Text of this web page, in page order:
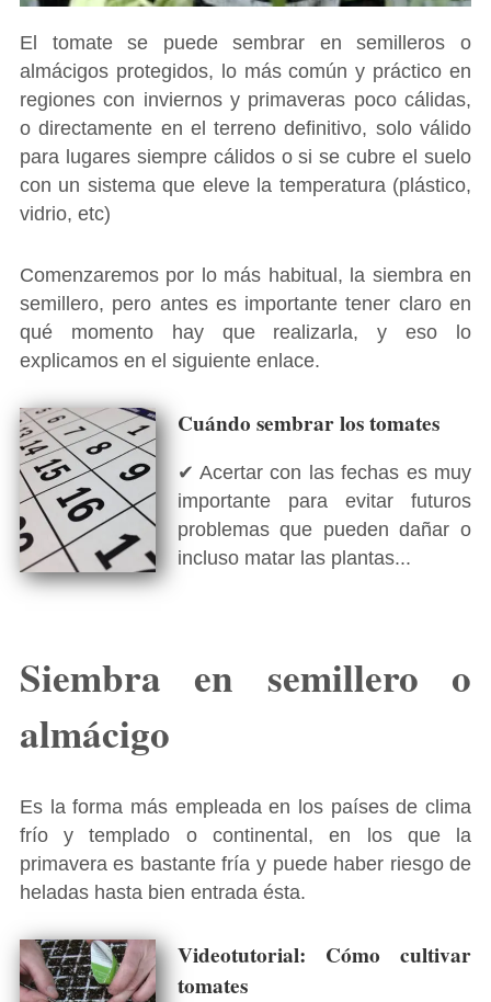
El tomate se puede sembrar en semilleros o
almácigos protegidos, lo más común y práctico en
regiones con inviernos y primaveras poco cálidas,
o directamente en el terreno definitivo, solo válido
para lugares siempre cálidos o si se cubre el suelo
con un sistema que eleve la temperatura (plástico,
vidrio, etc)
Comenzaremos por lo más habitual, la siembra en
semillero, pero antes es importante tener claro en
qué momento hay que realizarla, y eso lo
explicamos en el siguiente enlace.
Cuándo sembrar los tomates
✔ Acertar con las fechas es muy
importante para evitar futuros
problemas que pueden dañar o
incluso matar las plantas...
Siembra en semillero o
almácigo
Es la forma más empleada en los países de clima
frío y templado o continental, en los que la
primavera es bastante fría y puede haber riesgo de
heladas hasta bien entrada ésta.
Videotutorial: Cómo cultivar
tomates